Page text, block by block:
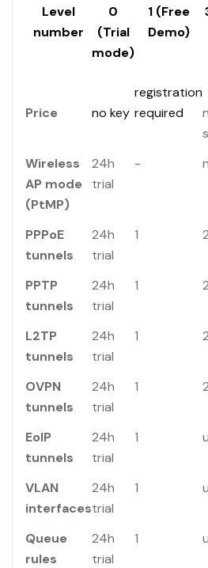
Level
number
0
(Trial
mode)
1 (Free
Demo)
Price no key
registration
required
Wireless
AP mode
(PtMP)
24h
trial
-
PPPoE
tunnels
24h
trial
1
PPTP
tunnels
24h
trial
1
L2TP
tunnels
24h
trial
1
OVPN
tunnels
24h
trial
1
EoIP
tunnels
24h
trial
1
VLAN
interfaces
24h
trial
1
Queue
rules
24h
trial
1